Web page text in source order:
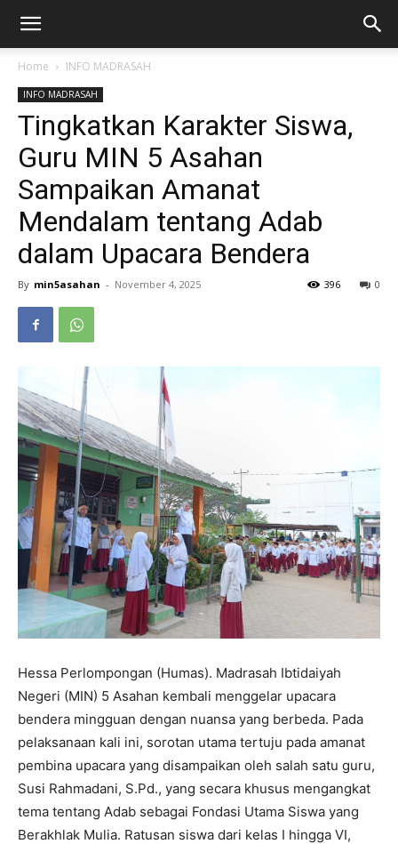
Home INFO MADRASAH
INFO MADRASAH
Tingkatkan Karakter Siswa,
Guru MIN 5 Asahan
Sampaikan Amanat
Mendalam tentang Adab
dalam Upacara Bendera
By min5asahan - November 4, 2025 0
396
Hessa Perlompongan (Humas). Madrasah Ibtidaiyah
Negeri (MIN) 5 Asahan kembali menggelar upacara
bendera mingguan dengan nuansa yang berbeda. Pada
pelaksanaan kali ini, sorotan utama tertuju pada amanat
pembina upacara yang disampaikan oleh salah satu guru,
Susi Rahmadani, S.Pd., yang secara khusus mengangkat
tema tentang Adab sebagai Fondasi Utama Siswa yang
Berakhlak Mulia. Ratusan siswa dari kelas I hingga VI,